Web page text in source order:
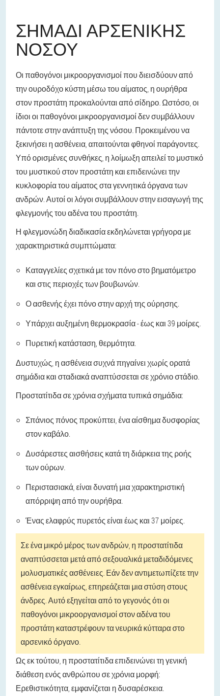
ΣΗΜΆΔΙ ΑΡΣΕΝΙΚΉΣ
ΝΌΣΟΥ
Οι παθογόνοι μικροοργανισμοί που διεισδύουν από
την ουροδόχο κύστη μέσω του αίματος, η ουρήθρα
στον προστάτη προκαλούνται από σίδηρο. Ωστόσο, οι
ίδιοι οι παθογόνοι μικροοργανισμοί δεν συμβάλλουν
πάντοτε στην ανάπτυξη της νόσου. Προκειμένου να
ξεκινήσει η ασθένεια, απαιτούνται φθηνοί παράγοντες.
Υπό ορισμένες συνθήκες, η λοίμωξη απειλεί το μυστικό
του μυστικού στον προστάτη και επιδεινώνει την
κυκλοφορία του αίματος στα γεννητικά όργανα των
ανδρών. Αυτοί οι λόγοι συμβάλλουν στην εισαγωγή της
φλεγμονής του αδένα του προστάτη.
Η φλεγμονώδη διαδικασία εκδηλώνεται γρήγορα με
χαρακτηριστικά συμπτώματα:
Καταγγελίες σχετικά με τον πόνο στο βηματόμετρο
και στις περιοχές των βουβωνών.
Ο ασθενής έχει πόνο στην αρχή της ούρησης.
Υπάρχει αυξημένη θερμοκρασία - έως και 39 μοίρες.
Πυρετική κατάσταση, θερμότητα.
Δυστυχώς, η ασθένεια συχνά πηγαίνει χωρίς ορατά
σημάδια και σταδιακά αναπτύσσεται σε χρόνιο στάδιο.
Προστατίτιδα σε χρόνια σχήματα τυπικά σημάδια:
Σπάνιος πόνος προκύπτει, ένα αίσθημα δυσφορίας
στον καβάλο.
Δυσάρεστες αισθήσεις κατά τη διάρκεια της ροής
των ούρων.
Περιστασιακά, είναι δυνατή μια χαρακτηριστική
απόρριψη από την ουρήθρα.
Ένας ελαφρύς πυρετός είναι έως και 37 μοίρες.
Σε ένα μικρό μέρος των ανδρών, η προστατίτιδα
αναπτύσσεται μετά από σεξουαλικά μεταδιδόμενες
μολυσματικές ασθένειες. Εάν δεν αντιμετωπίζετε την
ασθένεια εγκαίρως, επηρεάζεται μια στύση στους
άνδρες. Αυτό εξηγείται από το γεγονός ότι οι
παθογόνοι μικροοργανισμοί στον αδένα του
προστάτη καταστρέφουν τα νευρικά κύτταρα στο
αρσενικό όργανο.
Ως εκ τούτου, η προστατίτιδα επιδεινώνει τη γενική
διάθεση ενός ανθρώπου σε χρόνια μορφή:
Ερεθιστικότητα, εμφανίζεται η δυσαρέσκεια.